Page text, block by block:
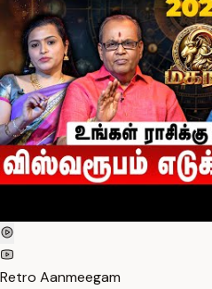
Retro Aanmeegam